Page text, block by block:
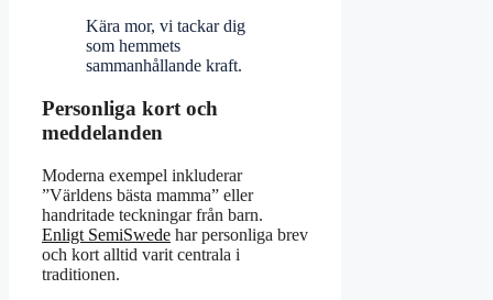
Kära mor, vi tackar dig
som hemmets
sammanhållande kraft.
Personliga kort och
meddelanden
Moderna exempel inkluderar
”Världens bästa mamma” eller
handritade teckningar från barn.
Enligt SemiSwede har personliga brev
och kort alltid varit centrala i
traditionen.